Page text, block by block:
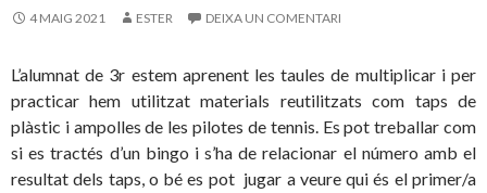
4 MAIG 2021 ESTER DEIXA UN COMENTARI
L’alumnat de 3r estem aprenent les taules de multiplicar i per
practicar hem utilitzat materials reutilitzats com taps de
plàstic i ampolles de les pilotes de tennis. Es pot treballar com
si es tractés d’un bingo i s’ha de relacionar el número amb el
resultat dels taps, o bé es pot jugar a veure qui és el primer/a